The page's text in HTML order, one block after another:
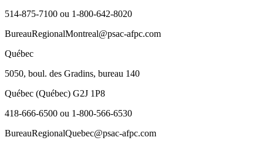
514-875-7100 ou 1-800-642-8020
BureauRegionalMontreal@psac-afpc.com
Québec
5050, boul. des Gradins, bureau 140
Québec (Québec) G2J 1P8
418-666-6500 ou 1-800-566-6530
BureauRegionalQuebec@psac-afpc.com